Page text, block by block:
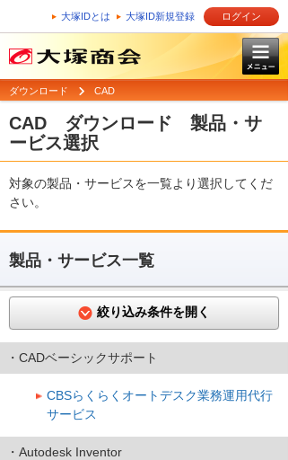
大塚IDとは 大塚ID新規登録 ログイン
ダウンロード CAD
CAD ダウンロード 製品・サ
ービス選択
対象の製品・サービスを一覧より選択してくだ
さい。
製品・サービス一覧
絞り込み条件を開く
・CADベーシックサポート
CBSらくらくオートデスク業務運用代行
サービス
・Autodesk Inventor